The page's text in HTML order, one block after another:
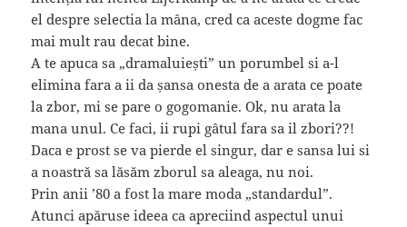
el despre selectia la mâna, cred ca aceste dogme fac
mai mult rau decat bine.
A te apuca sa „dramaluiești” un porumbel si a-l
elimina fara a ii da șansa onesta de a arata ce poate
la zbor, mi se pare o gogomanie. Ok, nu arata la
mana unul. Ce faci, ii rupi gâtul fara sa il zbori??!
Daca e prost se va pierde el singur, dar e sansa lui si
a noastră sa lăsăm zborul sa aleaga, nu noi.
Prin anii ’80 a fost la mare moda „standardul”.
Atunci apăruse ideea ca apreciind aspectul unui